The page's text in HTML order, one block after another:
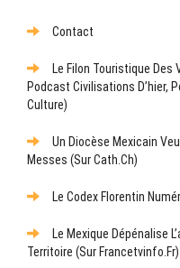
Contact
Le Filon Touristique Des
Podcast Civilisations D’hier,
Culture)
Un Diocèse Mexicain
Messes (sur Cath.ch)
Le Codex Florentin
Le Mexique Dépénalise
Territoire (sur Francetvinfo.fr)